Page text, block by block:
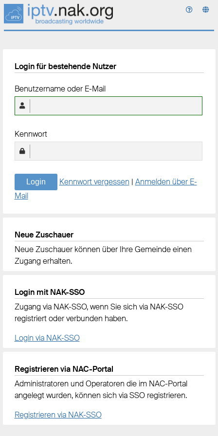
Login für bestehende Nutzer
Benutzername oder E-Mail
Kennwort
Login Kennwort vergessen | Anmelden über E-
Mail
Neue Zuschauer
Neue Zuschauer können über Ihre Gemeinde einen
Zugang erhalten.
Login mit NAK-SSO
Zugang via NAK-SSO, wenn Sie sich via NAK-SSO
registriert oder verbunden haben.
Login via NAK-SSO
Registrieren via NAC-Portal
Administratoren und Operatoren die im NAC-Portal
angelegt wurden, können sich via SSO registrieren.
Registrieren via NAK-SSO